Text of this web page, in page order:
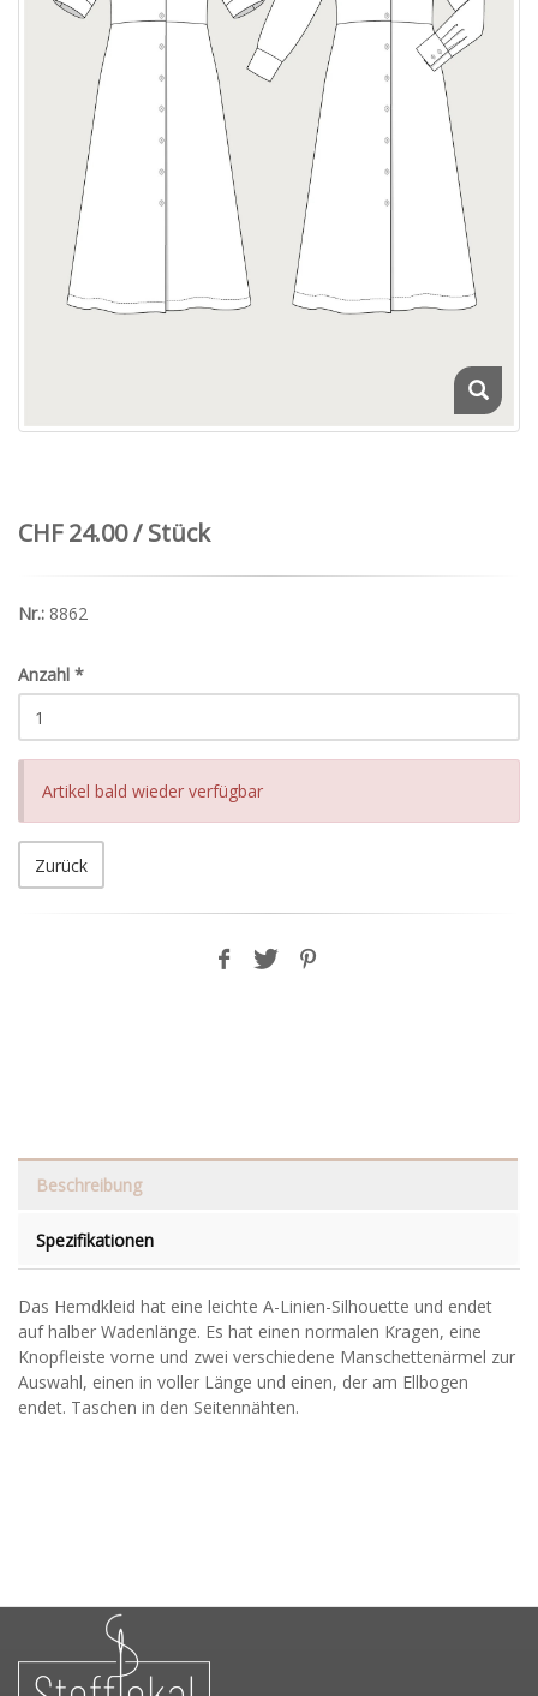
CHF 24.00 / Stück
Nr.: 8862
Anzahl *
Artikel bald wieder verfügbar
Zurück
Beschreibung
Spezifikationen
Das Hemdkleid hat eine leichte A-Linien-Silhouette und endet
auf halber Wadenlänge. Es hat einen normalen Kragen, eine
Knopfleiste vorne und zwei verschiedene Manschettenärmel zur
Auswahl, einen in voller Länge und einen, der am Ellbogen
endet. Taschen in den Seitennähten.